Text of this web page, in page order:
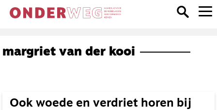
margriet van der kooi
Ook woede en verdriet horen bij